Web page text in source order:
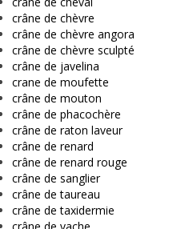
crâne de chèvre
crâne de chèvre angora
crâne de chèvre sculpté
crâne de javelina
crane de moufette
crâne de mouton
crâne de phacochère
crâne de raton laveur
crâne de renard
crâne de renard rouge
crâne de sanglier
crâne de taureau
crâne de taxidermie
crâne de vache